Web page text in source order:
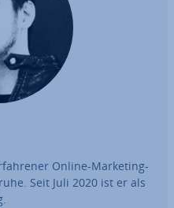
Online-Marketing-
Seit Juli 2020 ist er als